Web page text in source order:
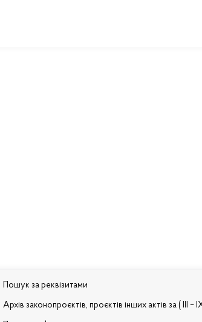
Пошук за реквізитами
Архів законопроєктів, проєктів інших актів за ( III –